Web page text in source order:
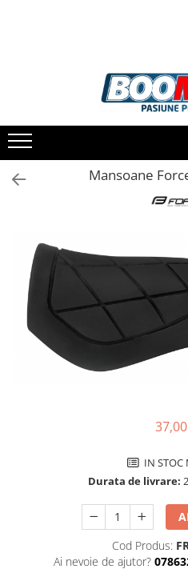
Biciclete copii
Biciclete dama
Biciclete mountain bike
Biciclete de oras
Biciclete pliabile
Biciclete de trekking
si Gravel
Produse intretinere bicicleta
Accesorii biciclete copii
Mansoane
IN STOC
Durata de livrare:
Cod Produs:
Ai nevoie de ajutor?